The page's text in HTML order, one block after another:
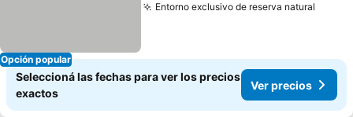
Opción popular
Entorno exclusivo de reserva natural
Seleccioná las fechas para ver los precios
exactos
Ver precios